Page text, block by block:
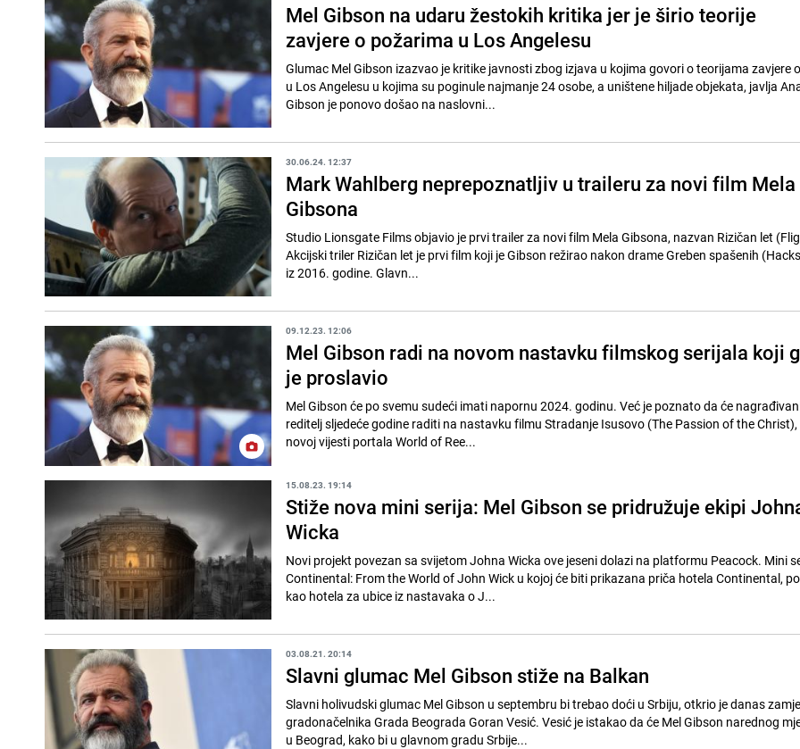
Mel Gibson na udaru žestokih kritika jer je širio teorije
zavjere o požarima u Los Angelesu
Glumac Mel Gibson izazvao je kritike javnosti zbog izjava u kojima govori o teorijama zavjere
u Los Angelesu u kojima su poginule najmanje 24 osobe, a uništene hiljade objekata, javlja
Gibson je ponovo došao na naslovni...
30.06.24. 12:37
Mark Wahlberg neprepoznatljiv u traileru za novi film Mela
Gibsona
Studio Lionsgate Films objavio je prvi trailer za novi film Mela Gibsona, nazvan Rizičan let
Akcijski triler Rizičan let je prvi film koji je Gibson režirao nakon drame Greben spašenih
iz 2016. godine. Glavn...
09.12.23. 12:06
Mel Gibson radi na novom nastavku filmskog serijala koji
je proslavio
Mel Gibson će po svemu sudeći imati napornu 2024. godinu. Već je poznato da će
reditelj sljedeće godine raditi na nastavku filmu Stradanje Isusovo (The Passion of the Christ),
novoj vijesti portala World of Ree...
15.08.23. 19:14
Stiže nova mini serija: Mel Gibson se pridružuje ekipi
Wicka
Novi projekt povezan sa svijetom Johna Wicka ove jeseni dolazi na platformu Peacock. Mini
Continental: From the World of John Wick u kojoj će biti prikazana priča hotela Continental,
kao hotela za ubice iz nastavaka o J...
03.08.21. 20:14
Slavni glumac Mel Gibson stiže na Balkan
Slavni holivudski glumac Mel Gibson u septembru bi trebao doći u Srbiju, otkrio je danas
gradonačelnika Grada Beograda Goran Vesić. Vesić je istakao da će Mel Gibson narednog
u Beograd, kako bi u glavnom gradu Srbije...